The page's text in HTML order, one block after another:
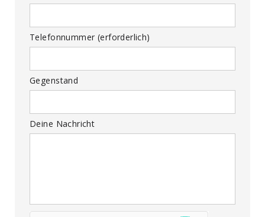
Telefonnummer (erforderlich)
Gegenstand
Deine Nachricht